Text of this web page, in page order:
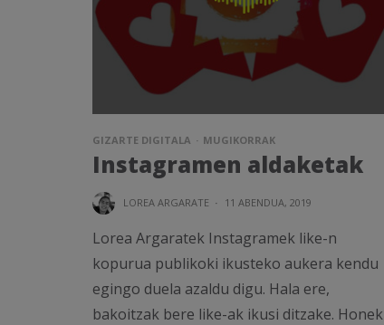
GIZARTE DIGITALA MUGIKORRAK
Instagramen aldaketak
LOREA ARGARATE · 11 ABENDUA, 2019
Lorea Argaratek Instagramek like-n
kopurua publikoki ikusteko aukera kendu
egingo duela azaldu digu. Hala ere,
bakoitzak bere like-ak ikusi ditzake. Honek